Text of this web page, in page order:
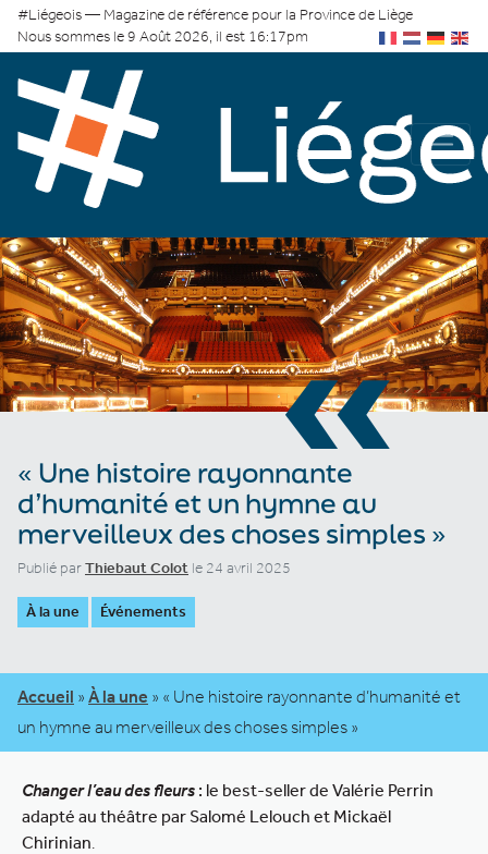
#Liégeois — Magazine de référence pour la Province de Liège
Nous sommes le 9 Août 2026, il est 16:17pm
«
« Une histoire rayonnante
d’humanité et un hymne au
merveilleux des choses simples »
Publié parThiebaut Colot le 24 avril 2025
À la une Événements
Accueil » À la une » « Une histoire rayonnante d’humanité et
un hymne au merveilleux des choses simples »
Changer l’eau des fleurs : le best-seller de Valérie Perrin
adapté au théâtre par Salomé Lelouch et Mickaël
Chirinian